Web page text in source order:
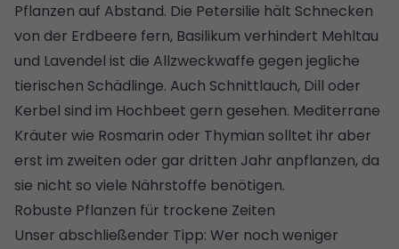
Pflanzen auf Abstand. Die Petersilie hält Schnecken
von der Erdbeere fern, Basilikum verhindert Mehltau
und Lavendel ist die Allzweckwaffe gegen jegliche
tierischen Schädlinge. Auch Schnittlauch, Dill oder
Kerbel sind im Hochbeet gern gesehen. Mediterrane
Kräuter wie Rosmarin oder Thymian solltet ihr aber
erst im zweiten oder gar dritten Jahr anpflanzen, da
sie nicht so viele Nährstoffe benötigen.
Robuste Pflanzen für trockene Zeiten
Unser abschließender Tipp: Wer noch weniger